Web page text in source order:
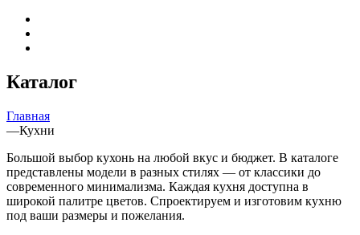
Каталог
Главная
—Кухни
Большой выбор кухонь на любой вкус и бюджет. В каталоге
представлены модели в разных стилях — от классики до
современного минимализма. Каждая кухня доступна в
широкой палитре цветов. Спроектируем и изготовим кухню
под ваши размеры и пожелания.